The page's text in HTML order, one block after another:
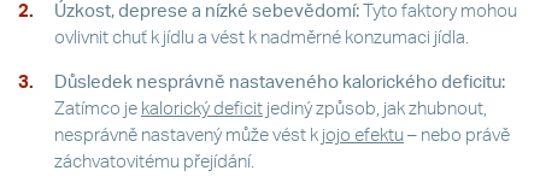
Úzkost, deprese a nízké sebevědomí: Tyto faktory mohou
ovlivnit chuť k jídlu a vést k nadměrné konzumaci jídla.
Důsledek nesprávně nastaveného kalorického deficitu:
Zatímco je kalorický deficit jediný způsob, jak zhubnout,
nesprávně nastavený může vést k jojo efektu – nebo právě
záchvatovitému přejídání.